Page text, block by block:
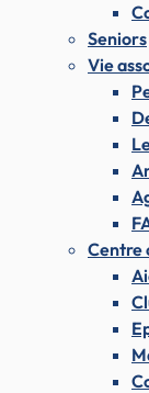
Seniors
Vie
Centre